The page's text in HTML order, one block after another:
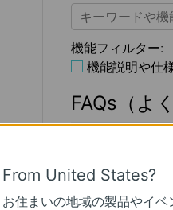
機能フィルター:
機能説明や仕
FAQs（よ
Scenarios
From United States?
お住まいの地域の製品やイベ